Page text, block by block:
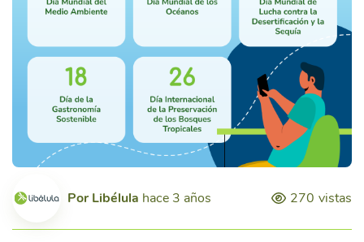
PorLibélula hace 3 años 270 vistas